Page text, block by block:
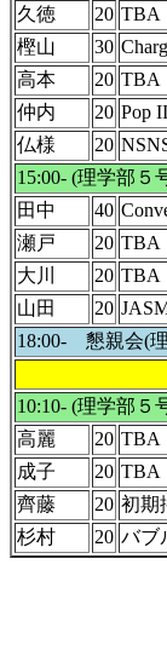
久徳
20 TBA
樫山
30
高本
20 TBA
仲内
20 Pop
仏様
20
15:00- (理学部
田中
40
瀬戸
20 TBA
大川
20 TBA
山田
20
18:00- 懇親会(
10:10- (理学部
高麗
20 TBA
成子
20 TBA
齊藤
20 初期
杉村
20 バブ